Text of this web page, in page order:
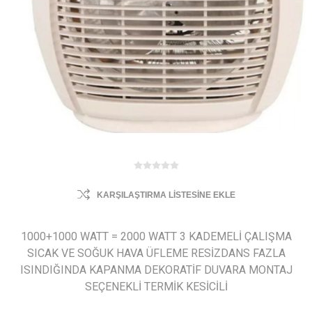
KARŞILAŞTIRMA LISTESINE EKLE
1000+1000 WATT = 2000 WATT 3 KADEMELİ ÇALIŞMA
SICAK VE SOĞUK HAVA ÜFLEME RESİZDANS FAZLA
ISINDIĞINDA KAPANMA DEKORATİF DUVARA MONTAJ
SEÇENEKLİ TERMİK KESİCİLİ